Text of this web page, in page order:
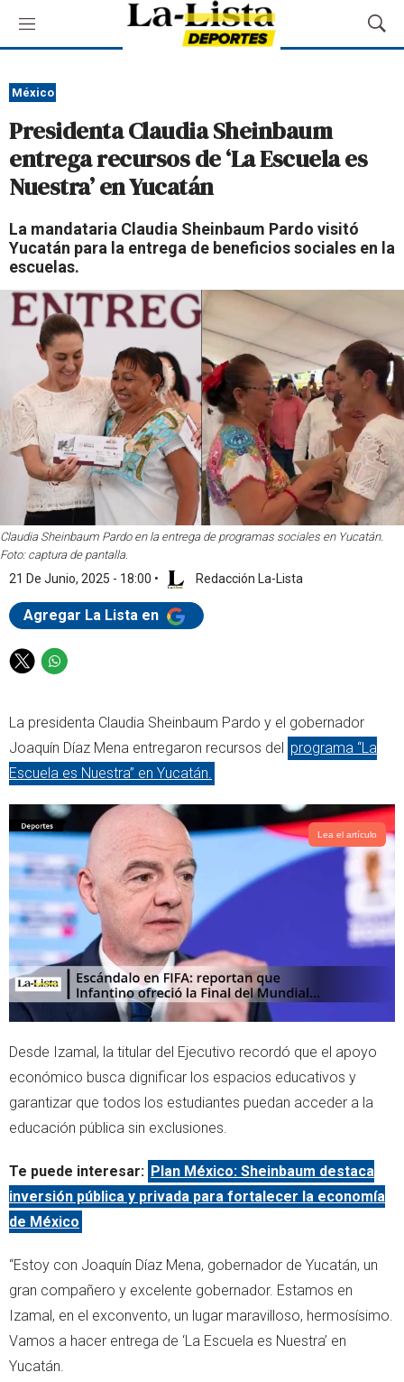
M
e
ú
M
o
u
e
México
Presidenta Claudia Sheinbaum
entrega recursos de ‘La Escuela es
Nuestra’ en Yucatán
La mandataria Claudia Sheinbaum Pardo visitó
Yucatán para la entrega de beneficios sociales en la
escuelas.
Claudia Sheinbaum Pardo en la entrega de programas sociales en Yucatán.
Foto: captura de pantalla.
21 De Junio, 2025 - 18:00 • Redacción La-Lista
Agregar La Lista en
T
t
t
e
r
W
t
s
a
p
p
La presidenta Claudia Sheinbaum Pardo y el gobernador
Joaquín Díaz Mena entregaron recursos del
programa “La
Escuela es Nuestra” en Yucatán.
Lea el artículo
Desde Izamal, la titular del Ejecutivo recordó que el apoyo
económico busca dignificar los espacios educativos y
garantizar que todos los estudiantes puedan acceder a la
educación pública sin exclusiones.
Te puede interesar: Plan México: Sheinbaum destaca
inversión pública y privada para fortalecer la economía
de México
“Estoy con Joaquín Díaz Mena, gobernador de Yucatán, un
gran compañero y excelente gobernador. Estamos en
Izamal, en el exconvento, un lugar maravilloso, hermosísimo.
Vamos a hacer entrega de ‘La Escuela es Nuestra’ en
Yucatán.